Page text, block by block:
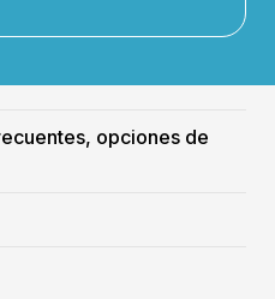
opciones de